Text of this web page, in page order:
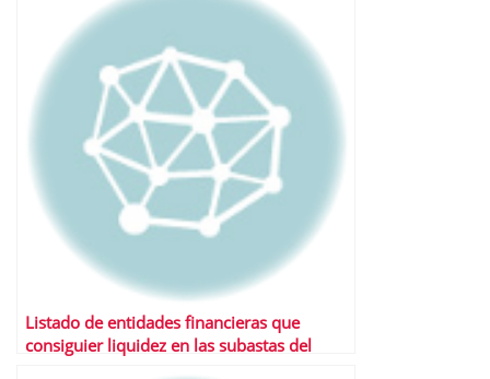
Listado de entidades financieras que
consiguier liquidez en las subastas del